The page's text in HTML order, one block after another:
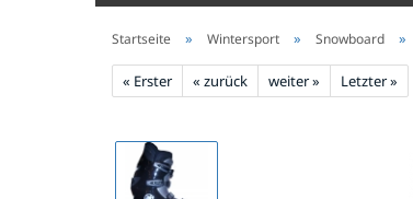
Startseite » Wintersport » Snowboard »
« Erster « zurück weiter » Letzter »